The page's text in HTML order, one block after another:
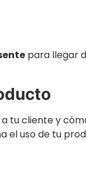
para llegar
tu cliente y
el uso de tu